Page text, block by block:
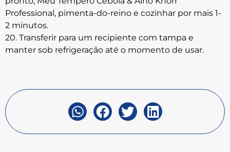
Professional, pimenta-do-reino e cozinhar por mais 1-
2 minutos.
20. Transferir para um recipiente com tampa e
manter sob refrigeração até o momento de usar.